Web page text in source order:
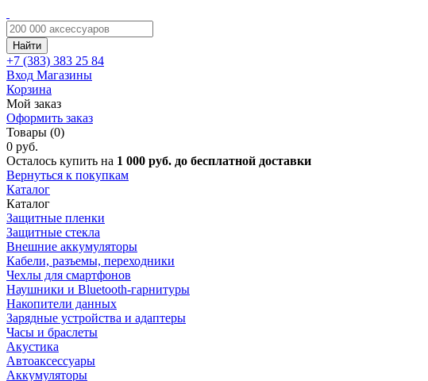
Найти
+7 (383) 383 25 84
Вход Магазины
Корзина
Мой заказ
Оформить заказ
Товары (0)
0 руб.
Осталось купить на 1 000 руб. до бесплатной доставки
Вернуться к покупкам
Каталог
Каталог
Защитные пленки
Защитные стекла
Внешние аккумуляторы
Кабели, разъемы, переходники
Чехлы для смартфонов
Наушники и Bluetooth-гарнитуры
Накопители данных
Зарядные устройства и адаптеры
Часы и браслеты
Акустика
Автоаксессуары
Аккумуляторы